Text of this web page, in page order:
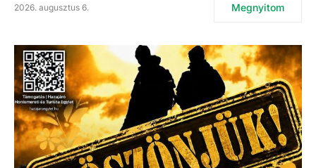
2026. augusztus 6. Megnyitom